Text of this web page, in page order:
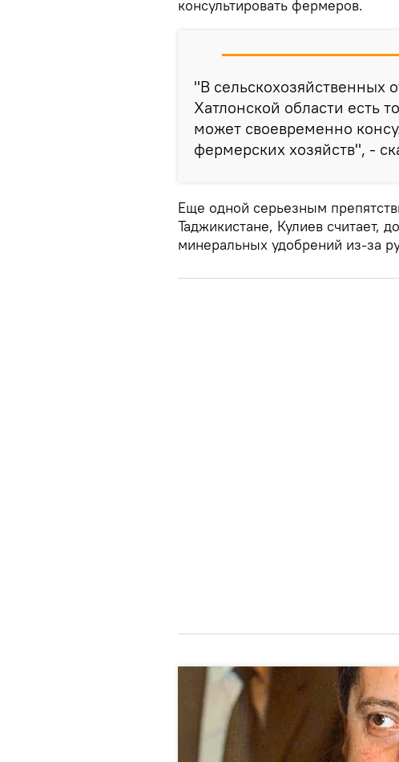
консультировать фермеров.
"В сельскохозяйственных
Хатлонской области есть
может своевременно
фермерских хозяйств", -
Еще одной серьезным
Таджикистане, Кулиев считает,
минеральных удобрений из-за